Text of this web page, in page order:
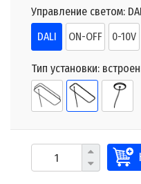
Управление светом:
DALI
ON-OFF 0-10V
Тип установки: